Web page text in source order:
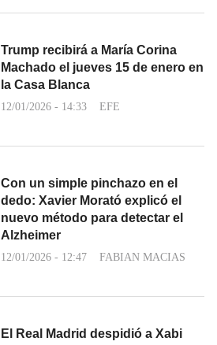
Trump recibirá a María Corina
Machado el jueves 15 de enero en
la Casa Blanca
12/01/2026 - 14:33 EFE
Con un simple pinchazo en el
dedo: Xavier Morató explicó el
nuevo método para detectar el
Alzheimer
12/01/2026 - 12:47 FABIAN MACIAS
El Real Madrid despidió a Xabi